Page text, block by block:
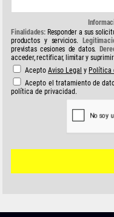
Finalidades:Responder a sus
productos y servicios.
previstas cesiones de datos.
acceder, rectificar, limitar y suprimir
AceptoAviso Legal y Política
Acepto el tratamiento de
política de privacidad.